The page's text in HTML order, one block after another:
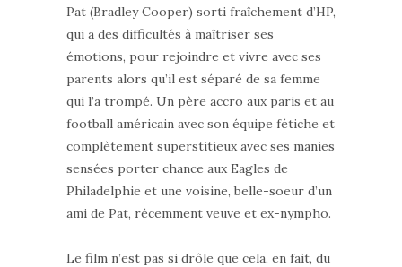
Pat (Bradley Cooper) sorti fraîchement d’HP,
qui a des difficultés à maîtriser ses
émotions, pour rejoindre et vivre avec ses
parents alors qu’il est séparé de sa femme
qui l’a trompé. Un père accro aux paris et au
football américain avec son équipe fétiche et
complètement superstitieux avec ses manies
sensées porter chance aux Eagles de
Philadelphie et une voisine, belle-soeur d’un
ami de Pat, récemment veuve et ex-nympho.
Le film n’est pas si drôle que cela, en fait, du